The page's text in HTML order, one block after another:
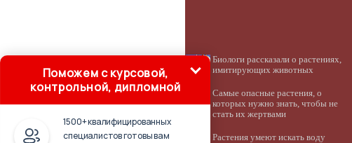
Биологи рассказали о растениях,
имитирующих животных
Самые опасные растения, о
которых нужно знать, чтобы не
стать их жертвами
Растения умеют искать воду
Поможем с курсовой,
контрольной, дипломной
1500+ квалифицированных
специалистов готовы вам